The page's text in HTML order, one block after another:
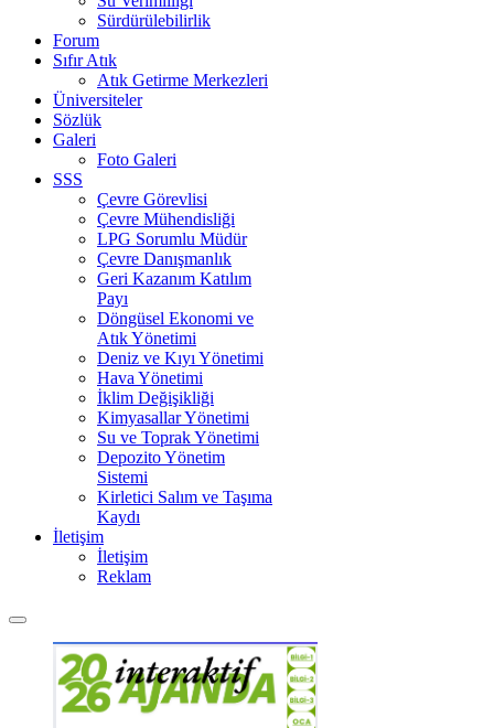
Sürdürülebilirlik
Forum
Sıfır Atık
Atık Getirme Merkezleri
Üniversiteler
Sözlük
Galeri
Foto Galeri
SSS
Çevre Görevlisi
Çevre Mühendisliği
LPG Sorumlu Müdür
Çevre Danışmanlık
Geri Kazanım Katılım
Payı
Döngüsel Ekonomi ve
Atık Yönetimi
Deniz ve Kıyı Yönetimi
Hava Yönetimi
İklim Değişikliği
Kimyasallar Yönetimi
Su ve Toprak Yönetimi
Depozito Yönetim
Sistemi
Kirletici Salım ve Taşıma
Kaydı
İletişim
İletişim
Reklam